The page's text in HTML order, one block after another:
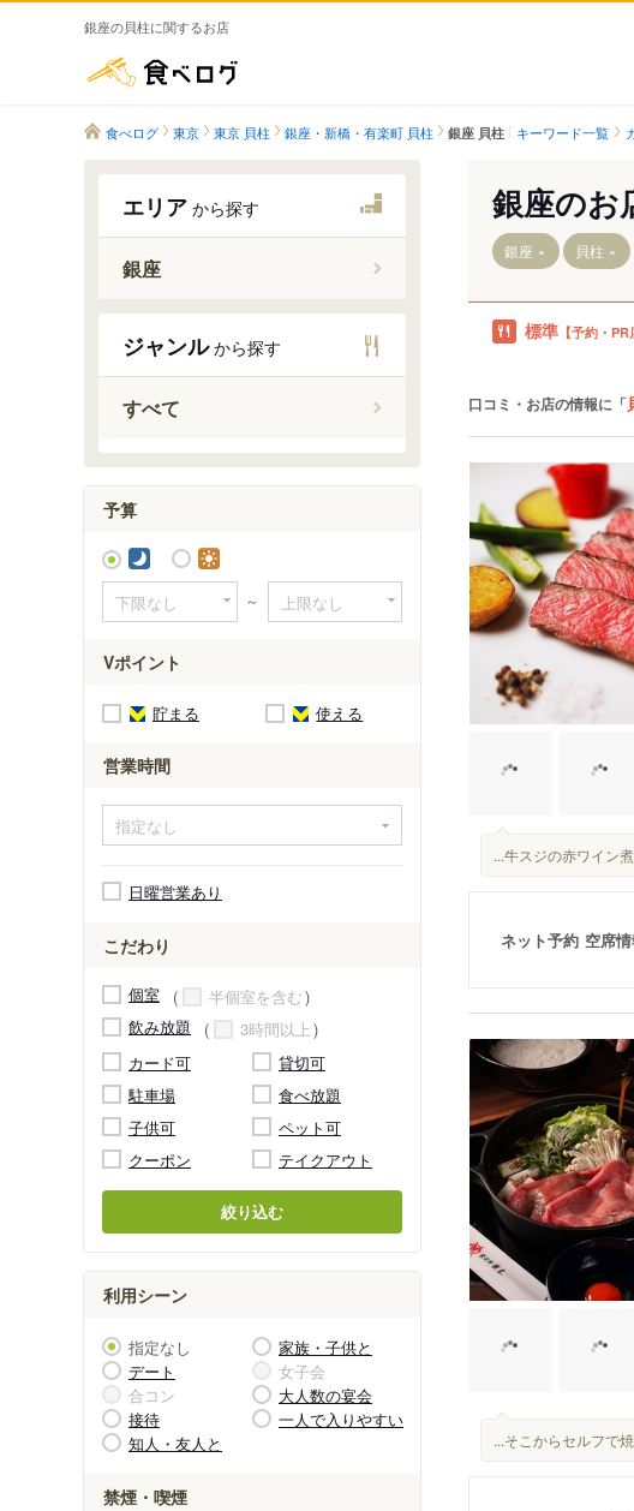
銀座の貝柱に関するお店
食べログ 東京 東京 貝柱 銀座・新橋・有楽町 貝柱 銀座 貝柱 キーワード一覧
エリア から探す
銀座
銀座駅
銀座一丁目駅
ジャンルから探す
すべて
予算
～
Vポイント
貯まる 使える
営業時間
日曜営業あり
こだわり
個室
半個室を含む
飲み放題
3時間以上
カード可
貸切可
駐車場
食べ放題
子供可
ペット可
クーポン
テイクアウト
絞り込む
利用シーン
指定なし
家族・子供と
デート
女子会
合コン
大人数の宴会
接待
一人で入りやすい
知人・友人と
禁煙・喫煙
銀座のお
銀座 貝柱
標準 【予約・
口コミ・お店の情報に「
...牛スジの赤ワイン
ネット予約 空席
...そこからセルフで